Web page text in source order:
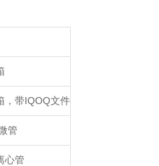
，带IQOQ文件
管
心管